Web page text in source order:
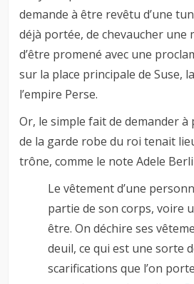
demande à être revêtu d’une
déjà portée, de chevaucher une
d’être promené avec une
sur la place principale de Suse,
l’empire Perse.
Or, le simple fait de demander
de la garde robe du roi tenait
trône, comme le note Adele
Le vêtement d’une
partie de son corps, voire
être. On déchire ses
deuil, ce qui est une sorte
scarifications que l’on